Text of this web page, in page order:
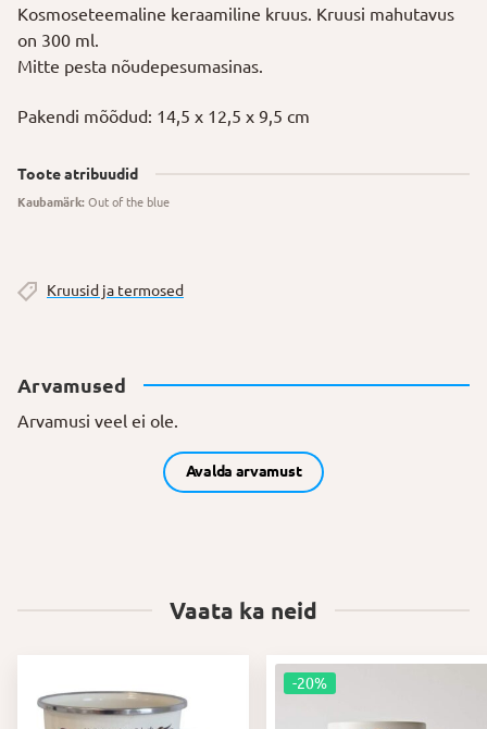
Kosmoseteemaline keraamiline kruus. Kruusi mahutavus
on 300 ml.
Mitte pesta nõudepesumasinas.
Pakendi mõõdud: 14,5 x 12,5 x 9,5 cm
Toote atribuudid
Kaubamärk: Out of the blue
Kruusid ja termosed
Arvamused
Arvamusi veel ei ole.
Avalda arvamust
Vaata ka neid
-20%